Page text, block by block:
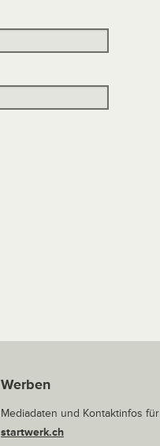
Werben
Mediadaten und Kontaktinfos für
startwerk.ch